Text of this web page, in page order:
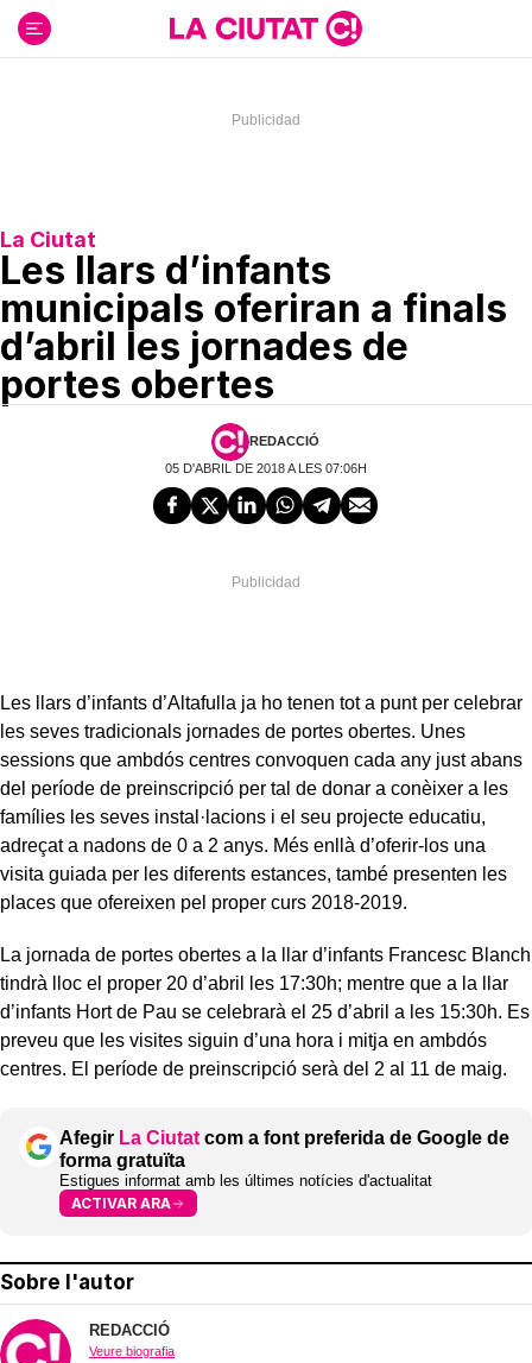
contenido
La Ciutat
Les llars d’infants
municipals oferiran a finals
d’abril les jornades de
portes obertes
REDACCIÓ
05 D'ABRIL DE 2018 A LES 07:06H
Les llars d’infants d’Altafulla ja ho tenen tot a punt per celebrar
les seves tradicionals jornades de portes obertes. Unes
sessions que ambdós centres convoquen cada any just abans
del període de preinscripció per tal de donar a conèixer a les
famílies les seves instal·lacions i el seu projecte educatiu,
adreçat a nadons de 0 a 2 anys. Més enllà d’oferir-los una
visita guiada per les diferents estances, també presenten les
places que ofereixen pel proper curs 2018-2019.
La jornada de portes obertes a la llar d’infants Francesc Blanch
tindrà lloc el proper 20 d’abril les 17:30h; mentre que a la llar
d’infants Hort de Pau se celebrarà el 25 d’abril a les 15:30h. Es
preveu que les visites siguin d’una hora i mitja en ambdós
centres. El període de preinscripció serà del 2 al 11 de maig.
Afegir La Ciutat com a font preferida de Google de
forma gratuïta
Estigues informat amb les últimes notícies d'actualitat
ACTIVAR ARA
Sobre l'autor
REDACCIÓ
Veure biografia